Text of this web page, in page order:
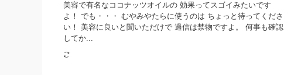
美容で有名なココナッツオイルの 効果ってスゴイみたいです
よ！ でも・・・ むやみやたらに使うのは ちょっと待ってくださ
い！ 美容に良いと聞いただけで 過信は禁物ですよ。 何事も確認
してか...